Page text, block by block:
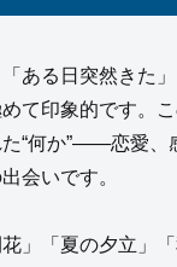
ある日突然きた
て印象的です。
“何か”——恋愛、
会いです。
」「夏の夕立」